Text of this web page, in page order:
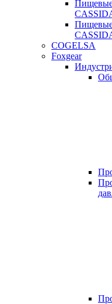
Пищевые
Пищевые
COGELSA
Foxgear